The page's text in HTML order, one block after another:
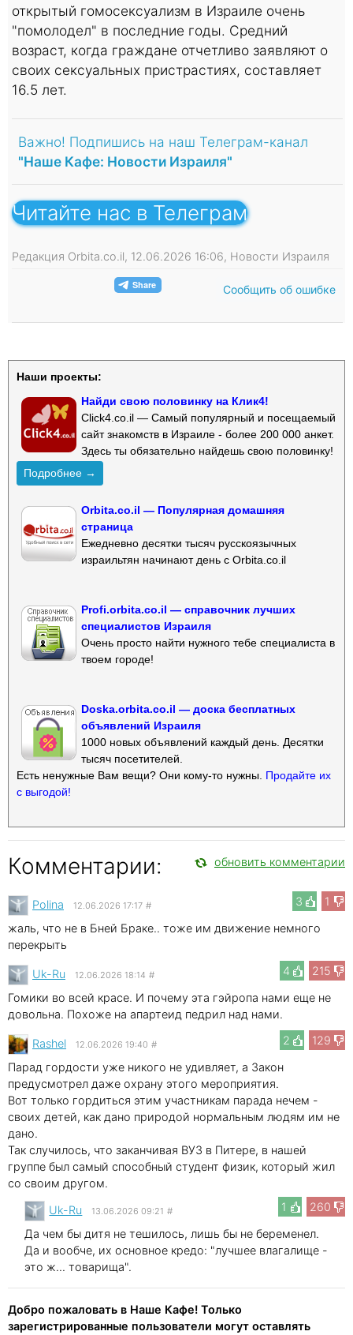
открытый гомосексуализм в Израиле очень
"помолодел" в последние годы. Средний
возраст, когда граждане отчетливо заявляют о
своих сексуальных пристрастиях, составляет
16.5 лет.
Важно! Подпишись на наш Телеграм-канал
"Наше Кафе: Новости Израиля"
Читайте нас в Телеграм
Редакция Orbita.co.il, 12.06.2026 16:06, Новости Израиля
Сообщить об ошибке
Наши проекты:
Найди свою половинку на Клик4!
Click4.co.il — Самый популярный и посещаемый
сайт знакомств в Израиле - более 200 000 анкет.
Здесь ты обязательно найдешь свою половинку!
Подробнее →
Orbita.co.il — Популярная домашняя
страница
Ежедневно десятки тысяч русскоязычных
израильтян начинают день с Orbita.co.il
Profi.orbita.co.il — справочник лучших
специалистов Израиля
Очень просто найти нужного тебе специалиста в
твоем городе!
Doska.orbita.co.il — доска бесплатных
объявлений Израиля
1000 новых объявлений каждый день. Десятки
тысяч посетителей.
Есть ненужные Вам вещи? Они кому-то нужны. Продайте их
с выгодой!
Комментарии: обновить комментарии
3 1
Polina 12.06.2026 17:17 #
жаль, что не в Бней Браке.. тоже им движение немного
перекрыть
4
215
Uk-Ru 12.06.2026 18:14 #
Гомики во всей красе. И почему эта гэйропа нами еще не
довольна. Похоже на апартеид педрил над нами.
2
129
Rashel 12.06.2026 19:40 #
Парад гордости уже никого не удивляет, а Закон
предусмотрел даже охрану этого мероприятия.
Вот только гордиться этим участникам парада нечем -
своих детей, как дано природой нормальным людям им не
дано.
Так случилось, что заканчивая ВУЗ в Питере, в нашей
группе был самый способный студент физик, который жил
со своим другом.
1
260
Uk-Ru 13.06.2026 09:21 #
Да чем бы дитя не тешилось, лишь бы не беременел.
Да и вообче, их основное кредо: "лучшее влагалище -
это ж... товарища".
Добро пожаловать в Наше Кафе! Только
зарегистрированные пользователи могут оставлять